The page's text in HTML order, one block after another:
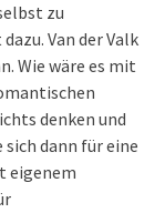
zu
Van der Valk
Wie wäre es mit
denken und
dann für eine
eigenem